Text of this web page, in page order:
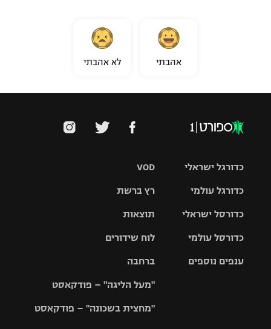
אהבתי לא אהבתי
VOD
רץ ברשת
תוצאות
לוח שידורים
ברחבה
"מעל הליגה" – פודקאסט
"מחצית בשכונה" – פודקאסט
כדורגל ישראלי
גביע הטוטו
כדורגל עולמי
האלופות
ליגה
כדורסל ישראלי
סל
כדורסל עולמי
ענפים נוספים